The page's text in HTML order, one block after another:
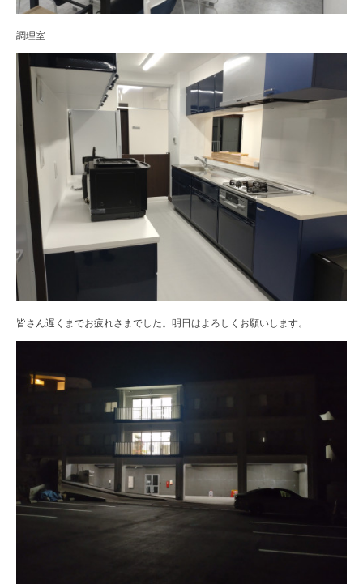
調理室
皆さん遅くまでお疲れさまでした。明日はよろしくお願いします。